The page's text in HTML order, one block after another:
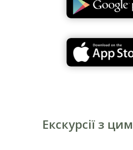
Екскурсії з